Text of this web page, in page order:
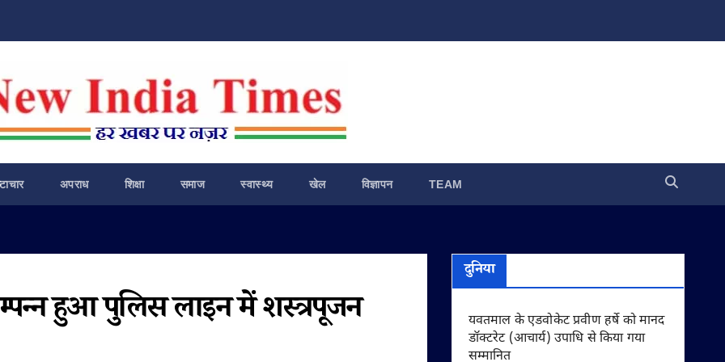
अपराध शिक्षा समाज स्वास्थ्य खेल विज्ञापन TEAM
हुआ पुलिस लाइन में शस्त्रपूजन
दुनिया
यवतमाल के एडवोकेट प्रवीण हर्षे को मानद
डॉक्टरेट (आचार्य) उपाधि से किया गया
सम्मानित